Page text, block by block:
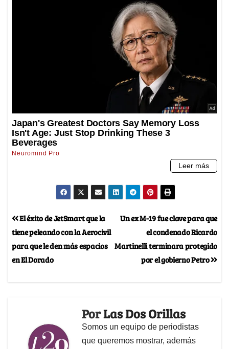
Un ex M-19 fue clave para que
el condenado Ricardo
Martinelli terminara protegido
por el gobierno Petro
El éxito de JetSmart que la
tiene peleando con la Aerocivil
para que le den más espacios
en El Dorado
PorLas Dos Orillas
Somos un equipo de periodistas
que queremos mostrar, además